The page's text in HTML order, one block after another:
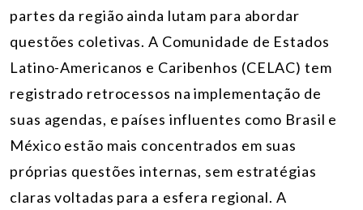
partes da região ainda lutam para abordar
questões coletivas. A Comunidade de Estados
Latino-Americanos e Caribenhos (CELAC) tem
registrado retrocessos na implementação de
suas agendas, e países influentes como Brasil e
México estão mais concentrados em suas
próprias questões internas, sem estratégias
claras voltadas para a esfera regional. A